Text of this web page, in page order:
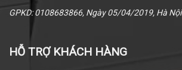
GPKD: 0108683866, Ngày 05/04/2019, Hà Nội
HỖ TRỢ KHÁCH HÀNG